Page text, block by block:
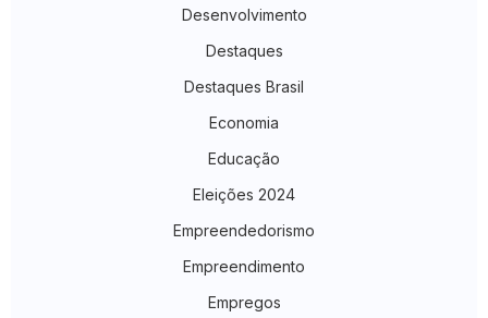
Desenvolvimento
Destaques
Destaques Brasil
Economia
Educação
Eleições 2024
Empreendedorismo
Empreendimento
Empregos